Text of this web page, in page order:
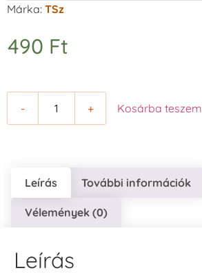
Márka: TSz
490 Ft
- + Kosárba teszem
Leírás További információk
Vélemények (0)
Leírás